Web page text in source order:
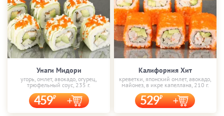
Унаги Мидори
угорь, омлет, авокадо, огурец,
трюфельный соус, 235 г.
459
Калифорния Хит
креветки, японский омлет, авокадо,
майонез, в икре капеллана, 210 г.
529